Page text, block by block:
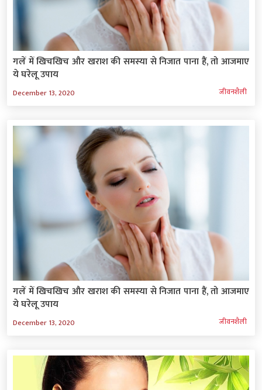
गलें में खिचखिच और खराश की समस्‍या से निजात पाना हैं, तो आजमाए
ये घरेलू उपाय
December 13, 2020 जीवनशैली
गलें में खिचखिच और खराश की समस्‍या से निजात पाना हैं, तो आजमाए
ये घरेलू उपाय
December 13, 2020 जीवनशैली